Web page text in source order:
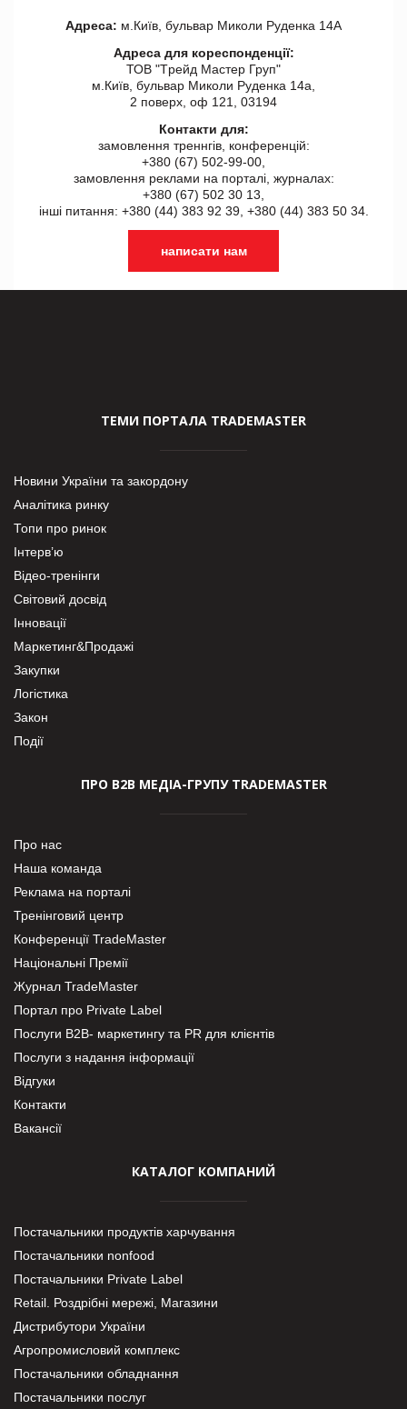
Адреса: м.Київ, бульвар Миколи Руденка 14А
Адреса для кореспонденції:
ТОВ "Tрейд Мастер Груп"
м.Київ, бульвар Миколи Руденка 14а,
2 поверх, оф 121, 03194
Контакти для:
замовлення треннгів, конференцій:
+380 (67) 502-99-00,
замовлення реклами на порталі, журналах:
+380 (67) 502 30 13,
інші питання: +380 (44) 383 92 39, +380 (44) 383 50 34.
написати нам
ТЕМИ ПОРТАЛА TRADEMASTER
Новини України та закордону
Аналітика ринку
Топи про ринок
Інтерв’ю
Відео-тренінги
Світовий досвід
Інновації
Маркетинг&Продажі
Закупки
Логістика
Закон
Події
ПРО В2В МЕДІА-ГРУПУ TRADEMASTER
Про нас
Наша команда
Реклама на порталі
Тренінговий центр
Конференції TradeMaster
Національні Премії
Журнал TradeMaster
Портал про Private Label
Послуги В2В- маркетингу та PR для клієнтів
Послуги з надання інформації
Відгуки
Контакти
Вакансії
КАТАЛОГ КОМПАНИЙ
Постачальники продуктів харчування
Постачальники nonfood
Постачальники Private Label
Retail. Роздрібні мережі, Магазини
Дистрибутори України
Агропромисловий комплекс
Постачальники обладнання
Постачальники послуг